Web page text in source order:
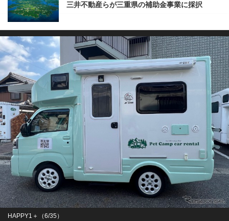
三井不動産らが三重県の補助金事業に採択
HAPPY1＋（6/35）